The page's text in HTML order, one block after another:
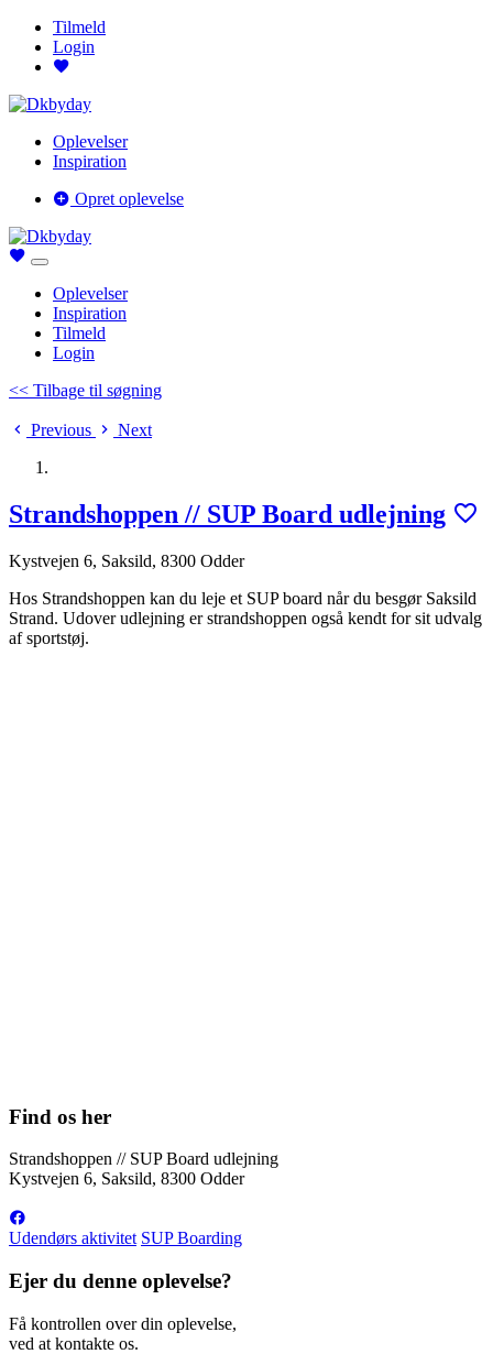
Tilmeld
Login
Oplevelser
Inspiration
Opret oplevelse
Oplevelser
Inspiration
Tilmeld
Login
<< Tilbage til søgning
Previous Next
Strandshoppen // SUP Board udlejning
Kystvejen 6, Saksild, 8300 Odder
Hos Strandshoppen kan du leje et SUP board når du besgør Saksild
Strand. Udover udlejning er strandshoppen også kendt for sit udvalg
af sportstøj.
Find os her
Strandshoppen // SUP Board udlejning
Kystvejen 6, Saksild, 8300 Odder
Udendørs aktivitet SUP Boarding
Ejer du denne oplevelse?
Få kontrollen over din oplevelse,
ved at kontakte os.